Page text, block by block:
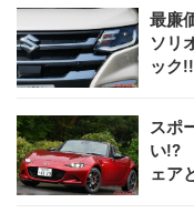
最廉
ソリ
ック!!
スポ
い!?
ェア